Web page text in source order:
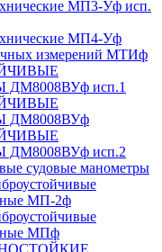
МП3-Уф исп.
МП4-Уф
измерений МТИф
исп.1
исп.2
судовые манометры
МП-2ф
МПф